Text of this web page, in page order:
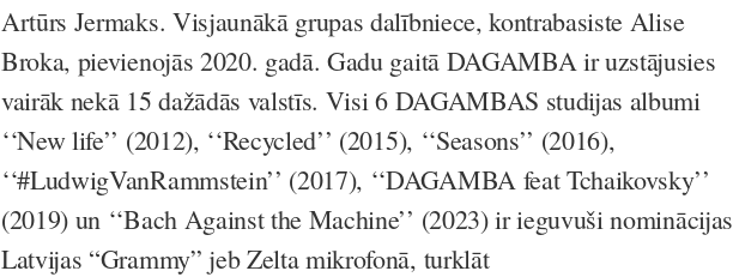
Artūrs Jermaks. Visjaunākā grupas dalībniece, kontrabasiste Alise
Broka, pievienojās 2020. gadā. Gadu gaitā DAGAMBA ir uzstājusies
vairāk nekā 15 dažādās valstīs. Visi 6 DAGAMBAS studijas albumi
‘‘New life’’ (2012), ‘‘Recycled’’ (2015), ‘‘Seasons’’ (2016),
‘‘#LudwigVanRammstein’’ (2017), ‘‘DAGAMBA feat Tchaikovsky’’
(2019) un ‘‘Bach Against the Machine’’ (2023) ir ieguvuši nominācijas
Latvijas “Grammy” jeb Zelta mikrofonā, turklāt